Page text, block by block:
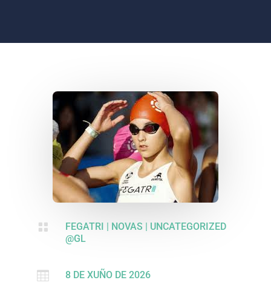
 FEGATRI | NOVAS | UNCATEGORIZED
@GL
 8 DE XUÑO DE 2026